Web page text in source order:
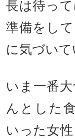
長は待っ
準備をし
に気づいて
いま一番
んとした
いった女